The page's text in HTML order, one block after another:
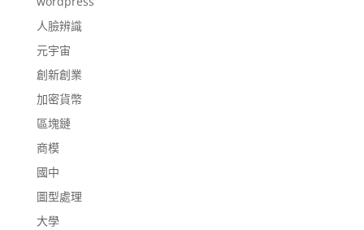
人臉辨識
元宇宙
創新創業
加密貨幣
區塊鏈
商模
國中
圖型處理
大學